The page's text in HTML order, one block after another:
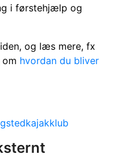
i førstehjælp og
og læs mere, fx
hvordan du bliver